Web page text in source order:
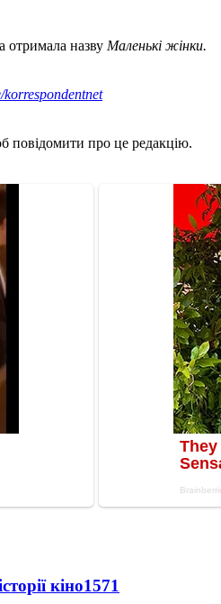
отримала назву Маленькі жінки.
korrespondentnet
повідомити про це редакцію.
кіно1571